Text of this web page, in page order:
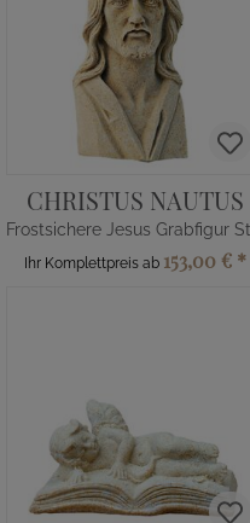
CHRISTUS NAUTUS
Ihr Komplettpreis ab 153,00 € *